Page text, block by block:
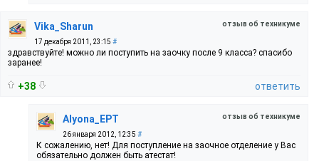
отзыв об техникуме
Vika_Sharun
17 декабря 2011, 23:15 #
здравствуйте! можно ли поступить на заочку после 9 класса? спасибо
заранее!
+38 ответить
отзыв об техникуме
Alyona_EPT
26 января 2012, 12:35 #
К сожалению, нет! Для поступление на заочное отделение у Вас
обязательно должен быть атестат!